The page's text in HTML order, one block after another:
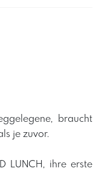
braucht
je zuvor.
LUNCH, ihre erste